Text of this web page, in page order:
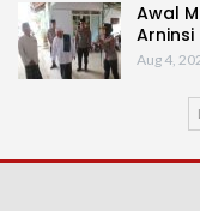
Awal
Aug 4,